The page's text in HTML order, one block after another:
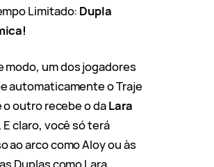
Limitado: Dupla
modo, um dos jogadores
automaticamente o Traje
o outro recebe o daLara
E claro, você só terá
ao arco como Aloy ou às